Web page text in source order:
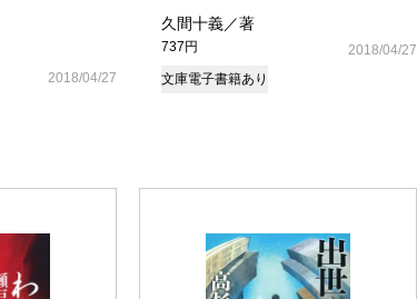
2018/04/27
久間十義／著
737円
2018/04/27
文庫電子書籍あり